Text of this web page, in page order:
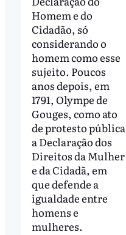
Homem e do
Cidadão, só
considerando o
homem como esse
sujeito. Poucos
anos depois, em
1791, Olympe de
Gouges, como ato
de protesto pública
a Declaração dos
Direitos da Mulher
e da Cidadã, em
que defende a
igualdade entre
homens e
mulheres.